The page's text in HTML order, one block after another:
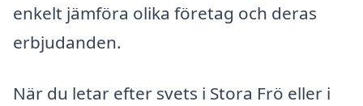
enkelt jämföra olika företag och deras
erbjudanden.
När du letar efter svets i Stora Frö eller i